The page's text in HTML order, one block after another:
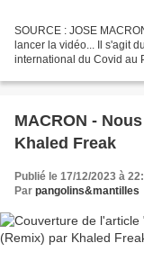
SOURCE : JOSE
lancer la vidéo... Il s'agit
international du Covid au
MACRON -
Khaled Freak
Publié le 17/12/2023 à
Par pangolins&mantilles